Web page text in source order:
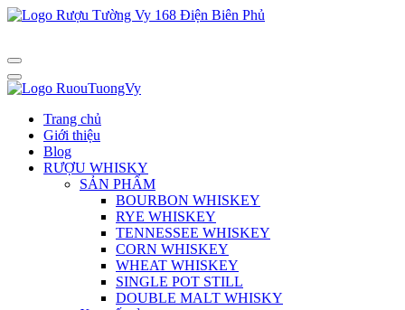
Trang chủ
Giới thiệu
Blog
RƯỢU WHISKY
SẢN PHẨM
BOURBON WHISKEY
RYE WHISKEY
TENNESSEE WHISKEY
CORN WHISKEY
WHEAT WHISKEY
SINGLE POT STILL
DOUBLE MALT WHISKY